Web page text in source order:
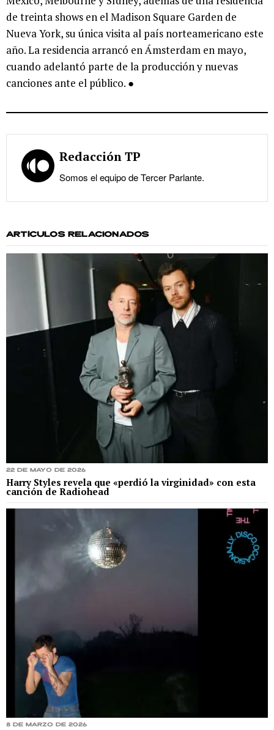
de treinta shows en el Madison Square Garden de
Nueva York, su única visita al país norteamericano este
año. La residencia arrancó en Ámsterdam en mayo,
cuando adelantó parte de la producción y nuevas
canciones ante el público. ●
Redacción TP
Somos el equipo de Tercer Parlante.
ARTÍCULOS RELACIONADOS
22 de mayo de 2026
Harry Styles revela que «perdió la virginidad» con esta
canción de Radiohead
8 de marzo de 2026